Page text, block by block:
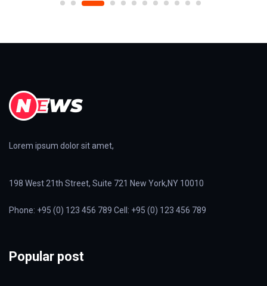
Lorem ipsum dolor sit amet,
198 West 21th Street, Suite 721 New York,NY 10010
Phone: +95 (0) 123 456 789 Cell: +95 (0) 123 456 789
Popular post